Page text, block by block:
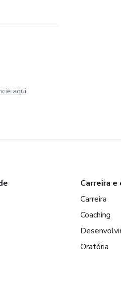
aqui
Carreira
Carreira
Coaching
Oratória